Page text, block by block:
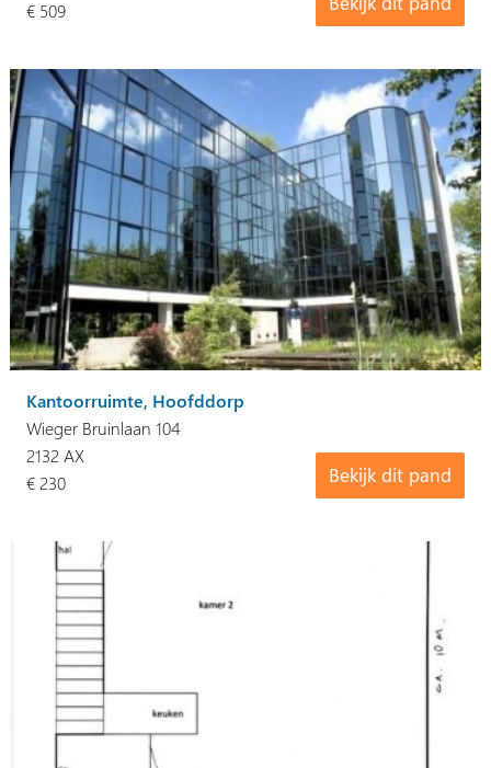
€ 509
Kantoorruimte, Hoofddorp
Wieger Bruinlaan 104
Bekijk dit pand
2132 AX
€ 230